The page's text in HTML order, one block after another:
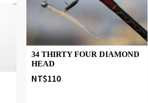
34 THIRTY FOUR DIAMOND
HEAD
NT$110